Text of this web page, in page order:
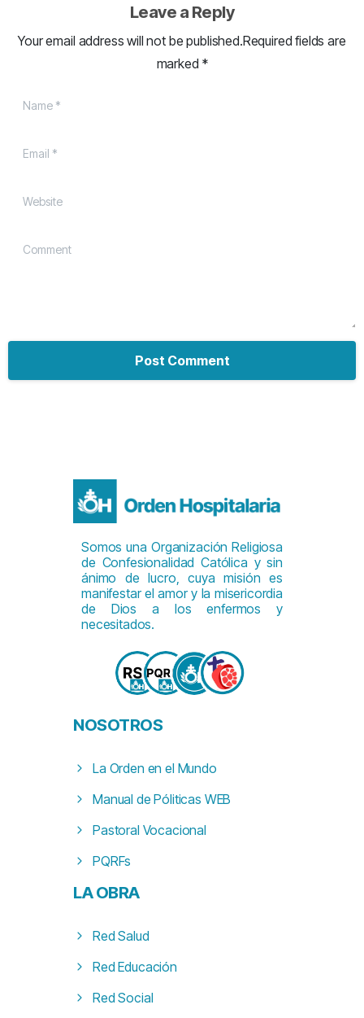
Leave a Reply
Your email address will not be published.Required fields are
marked *
Name
Email
Website
Comment
Somos una Organización Religiosa
de Confesionalidad Católica y sin
ánimo de lucro, cuya misión es
manifestar el amor y la misericordia
de Dios a los enfermos y
necesitados.
NOSOTROS
La Orden en el Mundo
Manual de Póliticas WEB
Pastoral Vocacional
PQRFs
LAOBRA
Red Salud
Red Educación
Red Social